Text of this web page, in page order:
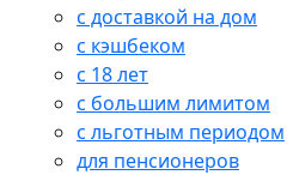
с доставкой на дом
с кэшбеком
с 18 лет
с большим лимитом
с льготным периодом
для пенсионеров